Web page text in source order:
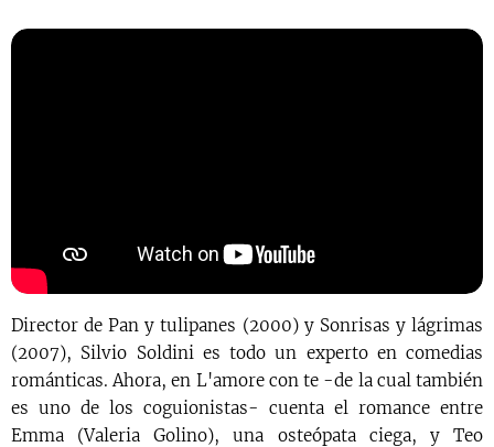
Director de Pan y tulipanes (2000) y Sonrisas y lágrimas
(2007), Silvio Soldini es todo un experto en comedias
románticas. Ahora, en L'amore con te -de la cual también
es uno de los coguionistas- cuenta el romance entre
Emma (Valeria Golino), una osteópata ciega, y Teo